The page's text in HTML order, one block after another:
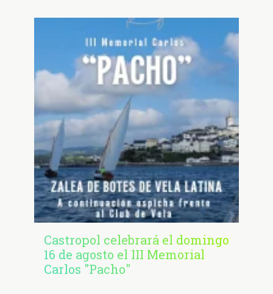
Castropol celebrará el domingo
16 de agosto el III Memorial
Carlos "Pacho"